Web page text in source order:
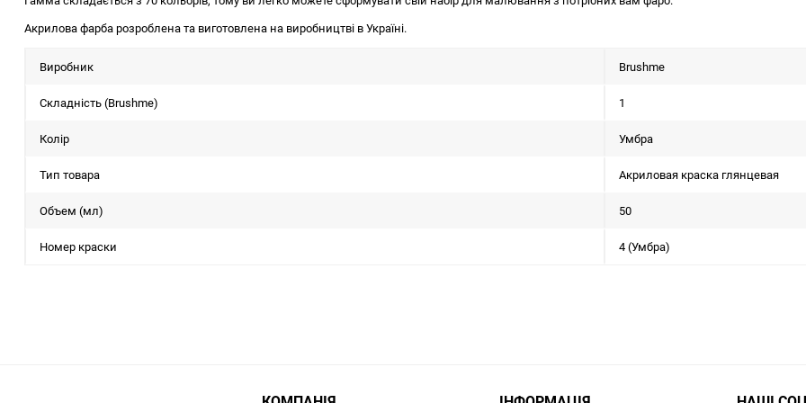
Акрилова фарба розроблена та виготовлена на виробництві в Україні.
Виробник Brushme
Складність (Brushme) 1
Колір Умбра
Тип товара Акриловая краска глянцевая
Объем (мл) 50
Номер краски 4 (Умбра)